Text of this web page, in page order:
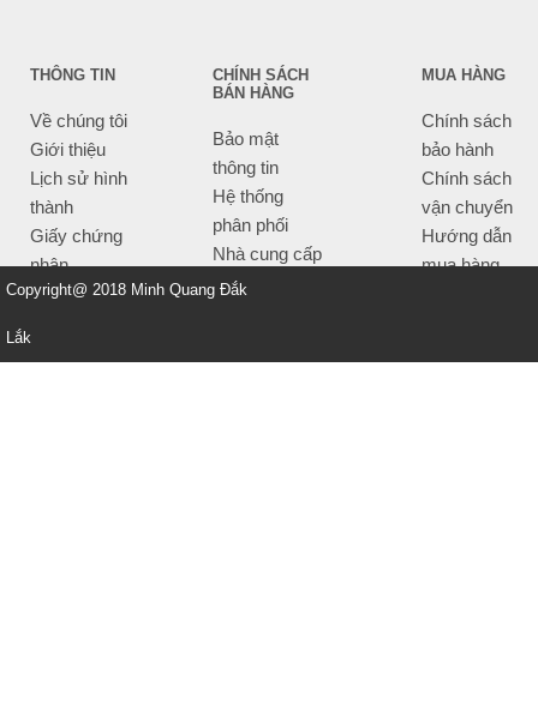
THÔNG TIN
Về chúng tôi
Giới thiệu
Lịch sử hình
thành
Giấy chứng
nhận
CHÍNH SÁCH
BÁN HÀNG
Bảo mật
thông tin
Hệ thống
phân phối
Nhà cung cấp
Tiêu chí bán
MUA HÀNG
Chính sách
bảo hành
Chính sách
vận chuyển
Hướng dẫn
mua hàng
Copyright@ 2018 Minh Quang Đắk
Lắk